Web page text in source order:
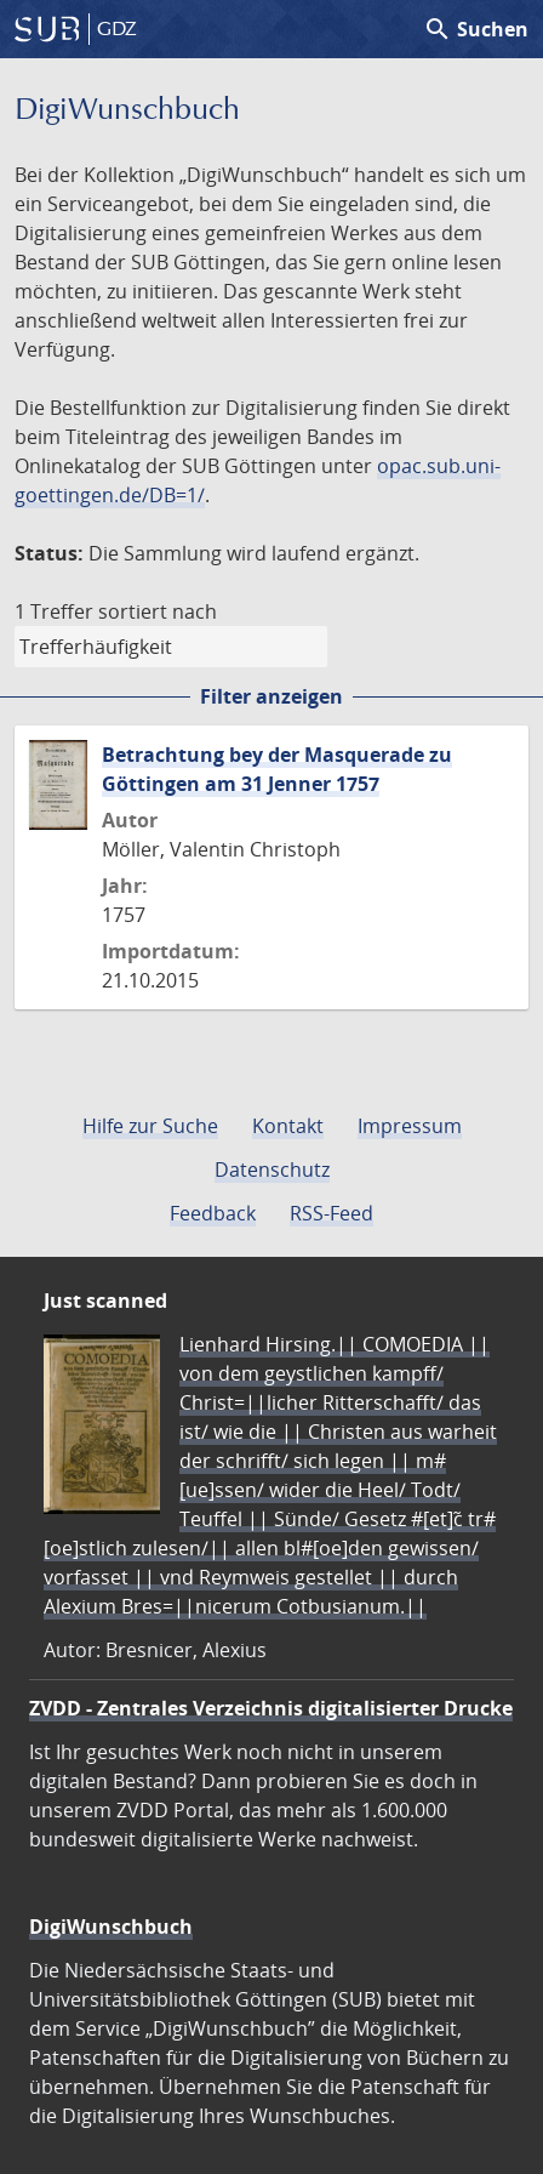
GDZ search Suchen
DigiWunschbuch
Bei der Kollektion „DigiWunschbuch“ handelt es sich um
ein Serviceangebot, bei dem Sie eingeladen sind, die
Digitalisierung eines gemeinfreien Werkes aus dem
Bestand der SUB Göttingen, das Sie gern online lesen
möchten, zu initiieren. Das gescannte Werk steht
anschließend weltweit allen Interessierten frei zur
Verfügung.
Die Bestellfunktion zur Digitalisierung finden Sie direkt
beim Titeleintrag des jeweiligen Bandes im
Onlinekatalog der SUB Göttingen unter opac.sub.uni-
goettingen.de/DB=1/.
Status: Die Sammlung wird laufend ergänzt.
1 Treffer sortiert nach
Filter anzeigen
Betrachtung bey der Masquerade zu
Göttingen am 31 Jenner 1757
Autor
Möller, Valentin Christoph
Jahr:
1757
Importdatum:
21.10.2015
Hilfe zur Suche Kontakt
Impressum
Datenschutz
Feedback
RSS-Feed
Just scanned
Lienhard Hirsing.|| COMOEDIA ||
von dem geystlichen kampff/
Christ=||licher Ritterschafft/ das
ist/ wie die || Christen aus warheit
der schrifft/ sich legen || m#
[ue]ssen/ wider die Heel/ Todt/
Teuffel || Sünde/ Gesetz #[et]c̃ tr#
[oe]stlich zulesen/|| allen bl#[oe]den gewissen/
vorfasset || vnd Reymweis gestellet || durch
Alexium Bres=||nicerum Cotbusianum.||
Autor: Bresnicer, Alexius
ZVDD - Zentrales Verzeichnis digitalisierter Drucke
Ist Ihr gesuchtes Werk noch nicht in unserem
digitalen Bestand? Dann probieren Sie es doch in
unserem ZVDD Portal, das mehr als 1.600.000
bundesweit digitalisierte Werke nachweist.
DigiWunschbuch
Die Niedersächsische Staats- und
Universitätsbibliothek Göttingen (SUB) bietet mit
dem Service „DigiWunschbuch” die Möglichkeit,
Patenschaften für die Digitalisierung von Büchern zu
übernehmen. Übernehmen Sie die Patenschaft für
die Digitalisierung Ihres Wunschbuches.